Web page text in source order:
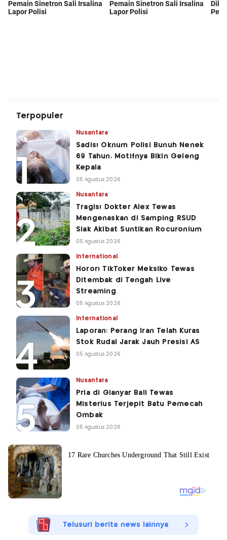
Terpopuler
Nusantara
Sadis! Oknum Polisi Bunuh Nenek
69 Tahun, Motifnya Bikin Geleng
Kepala
05 Agustus 2026
Nusantara
Tragis! Dokter Alex Tewas
Mengenaskan di Samping RSUD
Siak Akibat Suntikan Rocuronium
05 Agustus 2026
International
Horor! TikToker Meksiko Tewas
Ditembak di Tengah Live
Streaming
05 Agustus 2026
International
Laporan: Perang Iran Telah Kuras
Stok Rudal Jarak Jauh Presisi AS
05 Agustus 2026
Nusantara
Pria di Gianyar Bali Tewas
Misterius Terjepit Batu Pemecah
Ombak
05 Agustus 2026
Telusuri berita news lainnya